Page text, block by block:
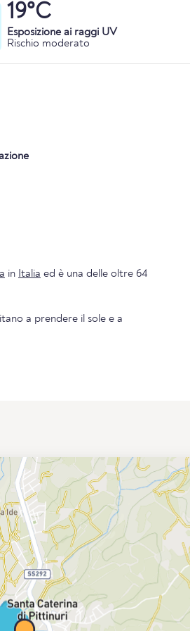
19°C
Esposizione ai raggi UV
Rischio moderato
in Italia ed è una delle oltre 64
a prendere il sole e a